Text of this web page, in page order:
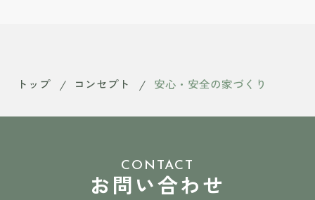
トップ コンセプト 安心・安全の家づくり
CONTACT
お問い合わせ